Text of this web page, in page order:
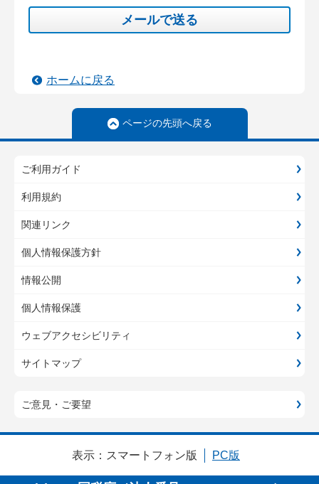
メールで送る
ホームに戻る
ページの先頭へ戻る
ご利用ガイド
利用規約
関連リンク
個人情報保護方針
情報公開
個人情報保護
ウェブアクセシビリティ
サイトマップ
ご意見・ご要望
表示： スマートフォン版 PC版